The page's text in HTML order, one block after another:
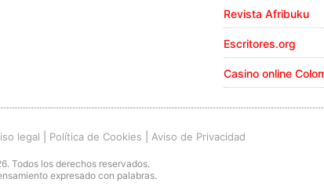
Revista Afribuku
Escritores.org
Casino online
legal Política de Cookies Aviso de Privacidad
Todos los derechos reservados.
expresado con palabras.